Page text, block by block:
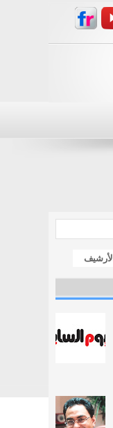
الأرشيف